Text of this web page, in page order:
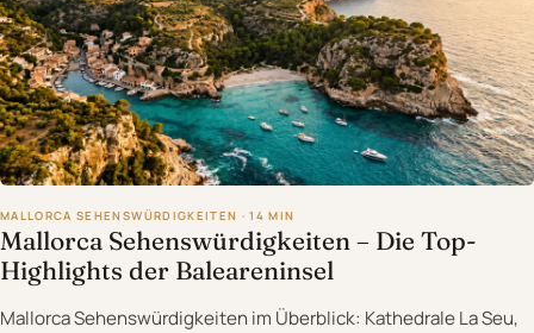
MALLORCA SEHENSWÜRDIGKEITEN · 14 MIN
Mallorca Sehenswürdigkeiten – Die Top-
Highlights der Baleareninsel
Mallorca Sehenswürdigkeiten im Überblick: Kathedrale La Seu,